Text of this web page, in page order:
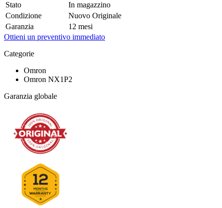
Stato
In magazzino
Condizione
Nuovo Originale
Garanzia
12 mesi
Ottieni un preventivo immediato
Categorie
Omron
Omron NX1P2
Garanzia globale